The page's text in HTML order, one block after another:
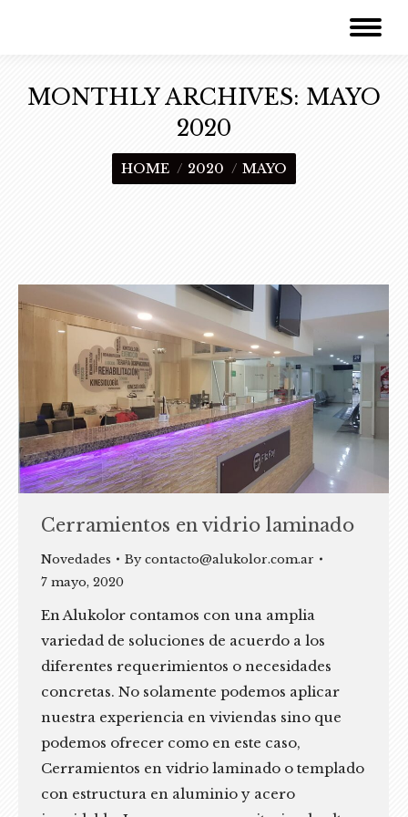
MONTHLY ARCHIVES: MAYO
2020
You are here:
HOME 2020 MAYO
Cerramientos en vidrio laminado
Novedades Bycontacto@alukolor.com.ar
7 mayo, 2020
En Alukolor contamos con una amplia
variedad de soluciones de acuerdo a los
diferentes requerimientos o necesidades
concretas. No solamente podemos aplicar
nuestra experiencia en viviendas sino que
podemos ofrecer como en este caso,
Cerramientos en vidrio laminado o templado
con estructura en aluminio y acero